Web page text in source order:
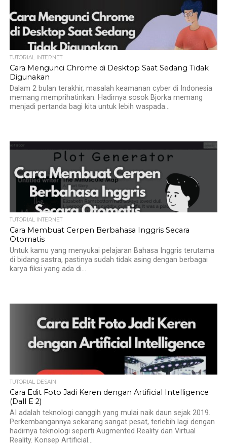
TUTORIAL INTERNET
Cara Mengunci Chrome di Desktop Saat Sedang Tidak
Digunakan
Dalam 2 bulan terakhir, masalah keamanan cyber di Indonesia
memang memprihatinkan. Hadirnya sosok Bjorka memang
menjadi pertanda bagi kita untuk lebih waspada...
TUTORIAL INTERNET
Cara Membuat Cerpen Berbahasa Inggris Secara
Otomatis
Untuk kamu yang menyukai pelajaran Bahasa Inggris terutama
di bidang sastra, pastinya sudah tidak asing dengan berbagai
karya fiksi yang ada di...
TUTORIAL DESAIN
Cara Edit Foto Jadi Keren dengan Artificial Intelligence
(Dall E 2)
AI adalah teknologi canggih yang mulai naik daun sejak 2019.
Perkembangannya sekarang sangat pesat, terlebih lagi dengan
hadirnya teknologi seperti Augmented Reality dan Virtual
Reality. Konsep Artificial...